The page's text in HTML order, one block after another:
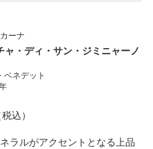
ーナ
ャ・ディ・サン・ジミニャーノ
ベネデット
税込）
ラルがアクセントとなる上品